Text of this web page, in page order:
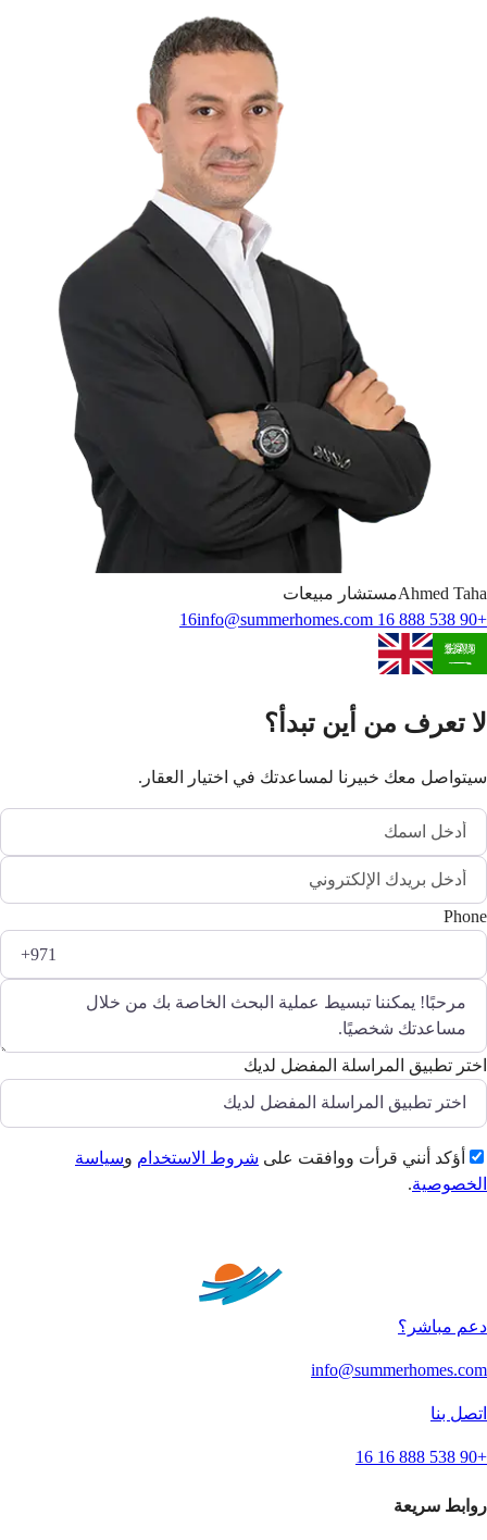
Ahmed Taha
مستشار مبيعات
+90 538 888 16 16
info@summerhomes.com
لا تعرف من أين تبدأ؟
سيتواصل معك خبيرنا لمساعدتك في اختيار العقار.
Phone
اختر تطبيق المراسلة المفضل لديك
أؤكد أنني قرأت ووافقت على شروط الاستخدام وسياسة
الخصوصية.
دعم مباشر؟
info@summerhomes.com
اتصل بنا
+90 538 888 16 16
روابط سريعة